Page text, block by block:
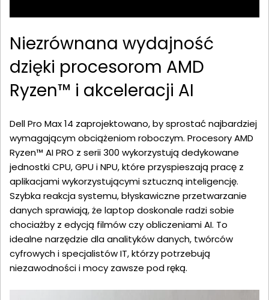
Niezrównana wydajność
dzięki procesorom AMD
Ryzen™ i akceleracji AI
Dell Pro Max 14 zaprojektowano, by sprostać najbardziej
wymagającym obciążeniom roboczym. Procesory AMD
Ryzen™ AI PRO z serii 300 wykorzystują dedykowane
jednostki CPU, GPU i NPU, które przyspieszają pracę z
aplikacjami wykorzystującymi sztuczną inteligencję.
Szybka reakcja systemu, błyskawiczne przetwarzanie
danych sprawiają, że laptop doskonale radzi sobie
chociażby z edycją filmów czy obliczeniami AI. To
idealne narzędzie dla analityków danych, twórców
cyfrowych i specjalistów IT, którzy potrzebują
niezawodności i mocy zawsze pod ręką.